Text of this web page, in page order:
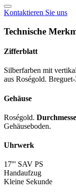
Kontaktieren Sie uns
Technische
Zifferblatt
Silberfarben mit
aus Roségold.
Gehäuse
Roségold.
Gehäuseboden.
Uhrwerk
17''' SAV PS
Handaufzug
Kleine Sekunde